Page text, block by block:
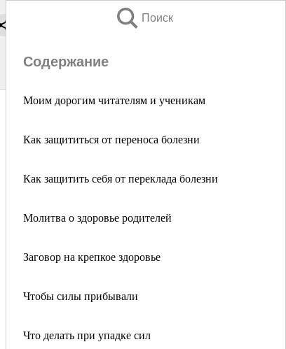
Поиск
Содержание
Моим дорогим читателям и ученикам
Как защититься от переноса болезни
Как защитить себя от переклада болезни
Молитва о здоровье родителей
Заговор на крепкое здоровье
Чтобы силы прибывали
Что делать при упадке сил